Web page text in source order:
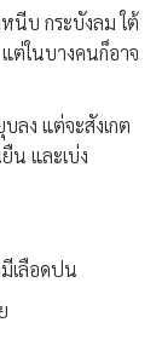
บ กระบังลม ใต้
ต่ในบางคนก็อาจ
ลง แต่จะสังเกต
น และเบ่ง
เลือดปน